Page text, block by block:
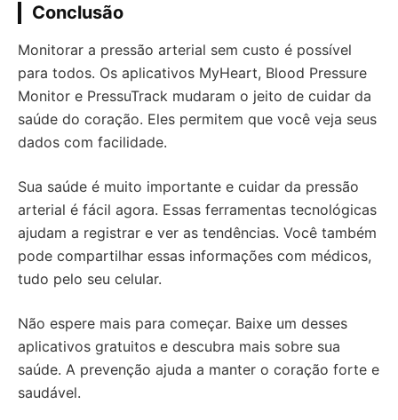
Conclusão
Monitorar a pressão arterial sem custo é possível
para todos. Os aplicativos MyHeart, Blood Pressure
Monitor e PressuTrack mudaram o jeito de cuidar da
saúde do coração. Eles permitem que você veja seus
dados com facilidade.
Sua saúde é muito importante e cuidar da pressão
arterial é fácil agora. Essas ferramentas tecnológicas
ajudam a registrar e ver as tendências. Você também
pode compartilhar essas informações com médicos,
tudo pelo seu celular.
Não espere mais para começar. Baixe um desses
aplicativos gratuitos e descubra mais sobre sua
saúde. A prevenção ajuda a manter o coração forte e
saudável.